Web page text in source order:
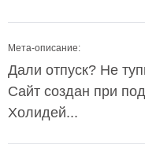
Мета-описание:
Дали отпуск? Не
Сайт создан при
Холидей...